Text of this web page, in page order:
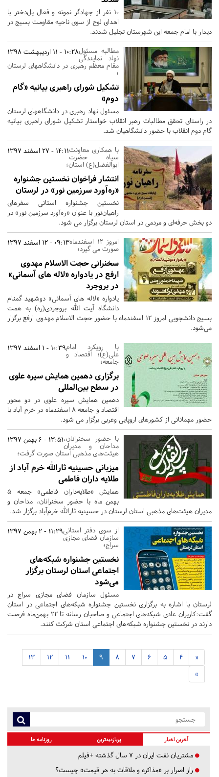
۱۰ نفر از جهادگر نمونه و فعال پل‌دختر با
اهدای لوح از سوی ناحیه مقاومت بسیج در
دیدار با امام جمعه این شهرستان تجلیل شدند.
10:28 - 11 اردیبهشت 1398مطالبه مسئول
نهاد نمایندگی
مقام معظم رهبری در دانشگاه‎های لرستان
؛
تشکیل شورای راهبری بیانیه «گام
دوم»
مسئول نهاد رهبری در دانشگاه‎های لرستان
در راستای تحقق مطالبات رهبر انقلاب خواستار تشكیل شورای راهبری بیانیه
گام دوم انقلاب با حضور دانشگاهیان شد.
14:11 - 27 اسفند 1397با همکاری معاونت
سپاه حضرت
ابوالفضل(ع) استان؛
انتشار فراخوان نخستین جشنواره
«ره‌آورد سرزمین نور» در لرستان
نخستین جشنواره استانی سفرهای
راهیان‌نور با عنوان «ره‌آورد سرزمین نور» در
دو بخش حرفه‌ای و مردمی در استان لرستان برگزار می شود.
09:13 - 12 اسفند 1397امروز 12 اسفندماه
صورت می گیرد؛
سخنرانی حجت الاسلام مهدوی
ارفع در یادواره «لاله های آسمانی»
در بروجرد
یادواره «لاله های آسمانی» دوشهید گمنام
دانشگاه آیت الله بروجردی(ره) به همت
بسیج دانشجویی امروز 12 اسفندماه با حضور حجت الاسلام مهدوی ارفع برگزار
می‌شود.
10:39 - 1 اسفند 1397با رویکرد امام
علی(ع)؛ اقتصاد و
جامعه؛
برگزاری دهمین همایش سیره علوی
در سطح بین‌المللی
دهمین همایش سیره علوی در دو محور
اقتصاد و جامعه 8 اسفندماه در خرم آباد با
حضور مهمانانی از کشورهای اروپایی وعربی برگزار می شود.
13:51 - 6 بهمن 1397با حضور سخنرانان،
مداحان و مدیران
هیئت‌های مذهبی استان صورت گرفت؛
میزبانی حسینیه ثارالله خرم آباد از
طلایه داران فاطمی
همایش «طلایه‌داران فاطمی» جمعه ۵
بهمن ماه با حضور سخنرانان، مداحان و
مدیران هیئت‌های مذهبی استان لرستان در حسینیه ثارالله خرم‌آباد برگزار شد.
11:29 - 2 بهمن 1397از سوی دفتر استانی
سازمان فضای مجازی
سراج؛
نخستین جشنواره شبکه‌های
اجتماعی استان لرستان برگزار
می‌شود
مسئول سازمان فضای مجازی سراج در
لرستان با اشاره به برگزاری نخستین جشنواره شبکه‌های اجتماعی در استان
گفت:کاربران عادی شبکه‌های اجتماعی و صاحبان رسانه تا ۲۲ بهمن‌ماه فرصت
دارند در نخستین جشنواره شبکه‌های اجتماعی استان شرکت کنند.
«
4
5
6
7
8
9
10
11
12
13
»
آخرین اخبار پربازدیدترین روزنامه ها
مشتریان نفت ایران در ۷ سال گذشته +فیلم
راز اصرار بر «مذاکره و ملاقات به هر قیمت» چیست؟